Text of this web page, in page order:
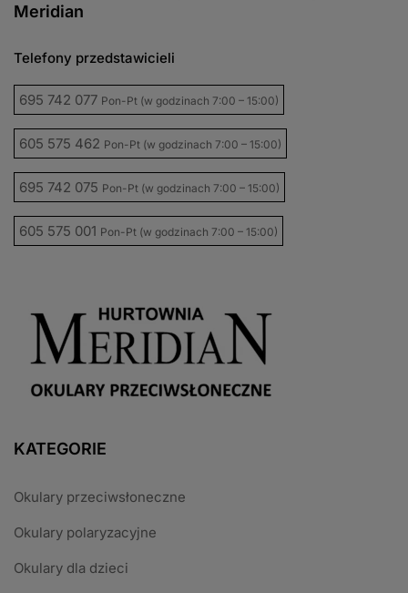
Meridian
Telefony przedstawicieli
695 742 077 Pon-Pt (w godzinach 7:00 – 15:00)
605 575 462 Pon-Pt (w godzinach 7:00 – 15:00)
695 742 075 Pon-Pt (w godzinach 7:00 – 15:00)
605 575 001 Pon-Pt (w godzinach 7:00 – 15:00)
KATEGORIE
Okulary przeciwsłoneczne
Okulary polaryzacyjne
Okulary dla dzieci